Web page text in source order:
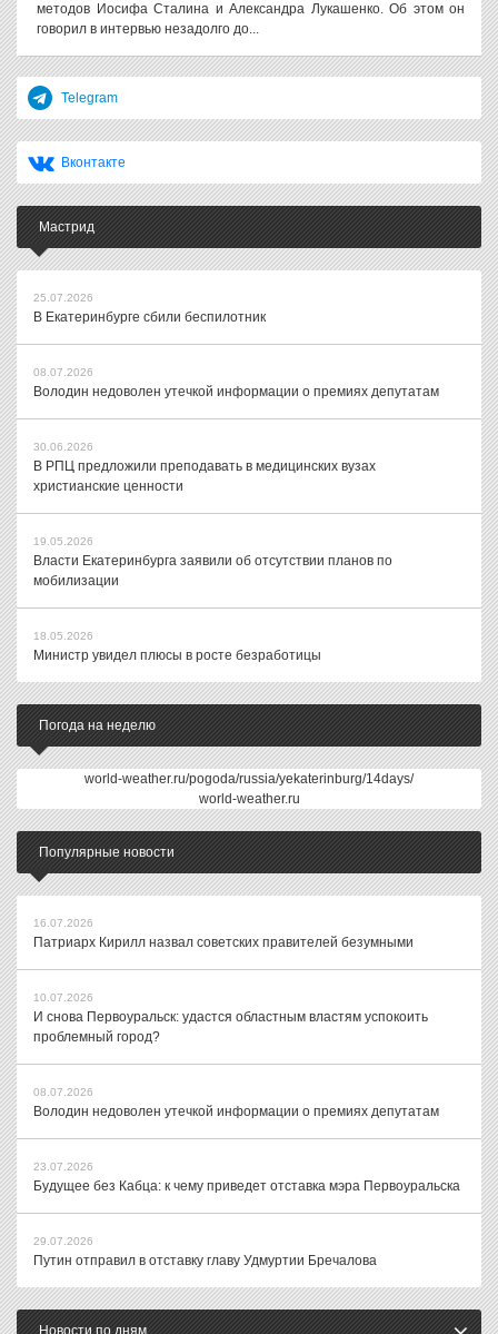
методов Иосифа Сталина и Александра Лукашенко. Об этом он
говорил в интервью незадолго до...
Telegram
Вконтакте
Мастрид
25.07.2026
В Екатеринбурге сбили беспилотник
08.07.2026
Володин недоволен утечкой информации о премиях депутатам
30.06.2026
В РПЦ предложили преподавать в медицинских вузах
христианские ценности
19.05.2026
Власти Екатеринбурга заявили об отсутствии планов по
мобилизации
18.05.2026
Министр увидел плюсы в росте безработицы
Погода на неделю
world-weather.ru/pogoda/russia/yekaterinburg/14days/
world-weather.ru
Популярные новости
16.07.2026
Патриарх Кирилл назвал советских правителей безумными
10.07.2026
И снова Первоуральск: удастся областным властям успокоить
проблемный город?
08.07.2026
Володин недоволен утечкой информации о премиях депутатам
23.07.2026
Будущее без Кабца: к чему приведет отставка мэра Первоуральска
29.07.2026
Путин отправил в отставку главу Удмуртии Бречалова